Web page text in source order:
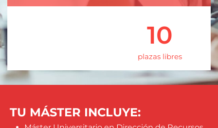
plazas libres
10
TU MÁSTER INCLUYE: